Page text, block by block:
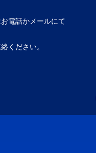
電話かメールにて
ください。